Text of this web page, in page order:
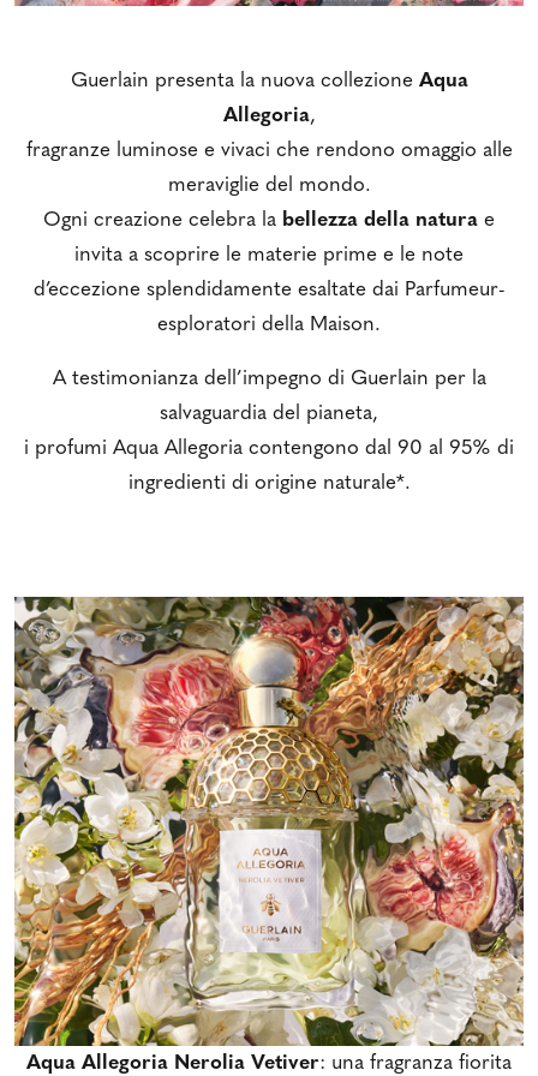
Guerlain presenta la nuova collezione Aqua
Allegoria,
fragranze luminose e vivaci che rendono omaggio alle
meraviglie del mondo.
Ogni creazione celebra la bellezza della natura e
invita a scoprire le materie prime e le note
d’eccezione splendidamente esaltate dai Parfumeur-
esploratori della Maison.
A testimonianza dell’impegno di Guerlain per la
salvaguardia del pianeta,
i profumi Aqua Allegoria contengono dal 90 al 95% di
ingredienti di origine naturale*.
Aqua Allegoria Nerolia Vetiver: una fragranza fiorita